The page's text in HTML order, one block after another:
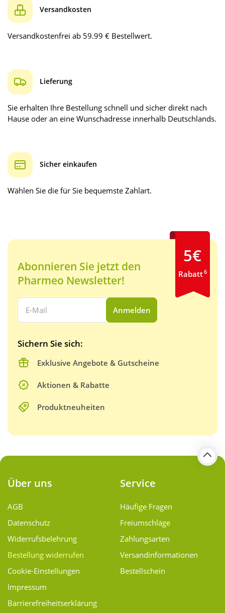
Versandkosten
Versandkostenfrei ab 59.99 € Bestellwert.
Lieferung
Sie erhalten Ihre Bestellung schnell und sicher direkt nach
Hause oder an eine Wunschadresse innerhalb Deutschlands.
Sicher einkaufen
Wählen Sie die für Sie bequemste Zahlart.
Abonnieren Sie jetzt den
Pharmeo Newsletter!
Ihre E-Mail Adresse:
Anmelden
Sichern Sie sich:
Exklusive Angebote & Gutscheine
Aktionen & Rabatte
Produktneuheiten
5€
Rabatt6
Über uns
AGB
Datenschutz
Widerrufsbelehrung
Bestellung widerrufen
Cookie-Einstellungen
Impressum
Barrierefreiheitserklärung
Service
Häufige Fragen
Freiumschläge
Zahlungsarten
Versand­informationen
Bestellschein